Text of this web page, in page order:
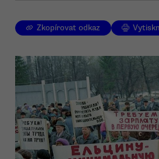
Zkopírovat odkaz